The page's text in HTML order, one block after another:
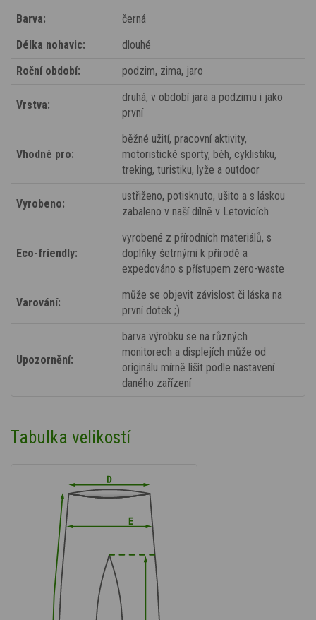
Barva:
černá
Délka nohavic:
dlouhé
Roční období:
podzim, zima, jaro
Vrstva:
druhá, v období jara a podzimu i jako
první
Vhodné pro:
běžné užití, pracovní aktivity,
motoristické sporty, běh, cyklistiku,
treking, turistiku, lyže a outdoor
Vyrobeno:
ustřiženo, potisknuto, ušito a s láskou
zabaleno v naší dílně v Letovicích
Eco-friendly:
vyrobené z přírodních materiálů, s
doplňky šetrnými k přírodě a
expedováno s přístupem zero-waste
Varování:
může se objevit závislost či láska na
první dotek ;)
Upozornění:
barva výrobku se na různých
monitorech a displejích může od
originálu mírně lišit podle nastavení
daného zařízení
Tabulka velikostí